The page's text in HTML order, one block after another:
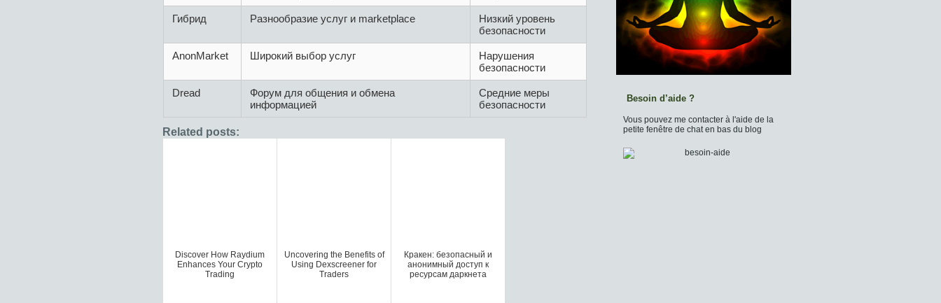
Гибрид Разнообразие услуг и marketplace
Низкий уровень
безопасности
AnonMarket Широкий выбор услуг
Нарушения
безопасности
Dread
Форум для общения и обмена
информацией
Средние меры
безопасности
Related posts:
Discover How Raydium
Enhances Your Crypto
Trading
Uncovering the Benefits of
Using Dexscreener for
Traders
Кракен: безопасный и
анонимный доступ к
ресурсам даркнета
Besoin d’aide ?
Vous pouvez me contacter à l'aide de la
petite fenêtre de chat en bas du blog